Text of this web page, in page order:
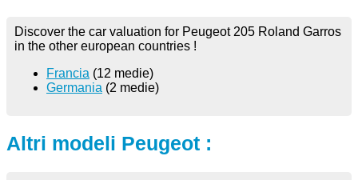
Discover the car valuation for Peugeot 205 Roland Garros
in the other european countries !
Francia (12 medie)
Germania (2 medie)
Altri modeli Peugeot :